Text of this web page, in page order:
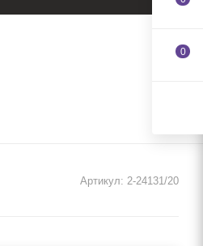
Артикул: 2-24131/20
0